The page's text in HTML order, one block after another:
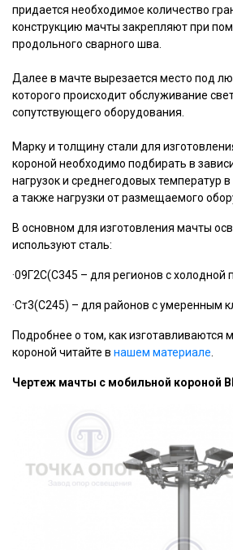
придается необходимое количество
конструкцию мачты закрепляют при
продольного сварного шва.
Далее в мачте вырезается место под
которого происходит обслуживание
сопутствующего оборудования.
Марку и толщину стали для
короной необходимо подбирать в
нагрузок и среднегодовых температур
а также нагрузки от размещаемого
В основном для изготовления мачты
используют сталь:
·09Г2С(С345 – для регионов с холодной
·Ст3(С245) – для районов с умеренным
Подробнее о том, как изготавливаются
короной читайте в нашем материале
Чертеж мачты с мобильной короной